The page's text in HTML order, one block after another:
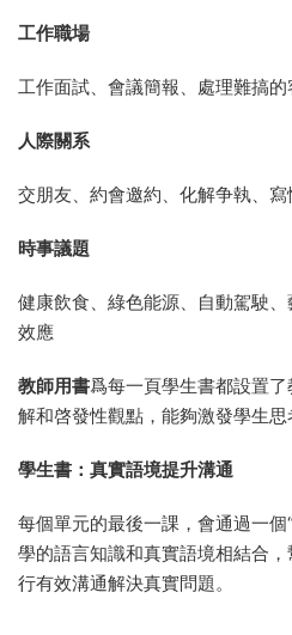
工作職場
工作面試、會議簡報、處理難搞
人際關系
交朋友、約會邀約、化解争執、寫
時事議題
健康飲食、綠色能源、自動駕駛
效應
教師用書爲每一頁學生書都設置
解和啓發性觀點，能夠激發學生思
學生書：真實語境提升溝通
每個單元的最後一課，會通過一
學的語言知識和真實語境相結合
行有效溝通解決真實問題。